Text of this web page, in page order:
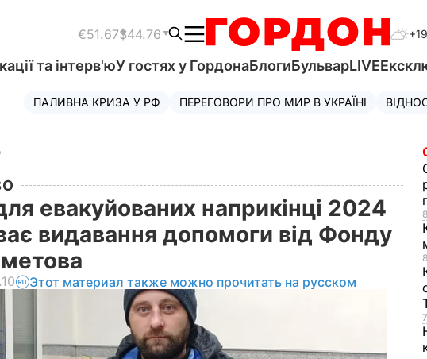
€51.67$44.76
та інтерв'юУ гостях у ГордонаБлогиБульварLIVE
ПАЛИВНА КРИЗА У РФ ПЕРЕГОВОРИ ПРО МИР В УКРАЇНІ
евакуйованих наприкінці 2024
видавання допомоги від Фонду
Этот материал также можно прочитать на русском